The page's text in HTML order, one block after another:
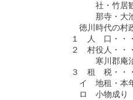
社・竹居観
那寺・大池
徳川時代の村
１　人　口・・
２　村役人・・
寒川郡庵
３　租　税・・
イ　地租・本
ロ　小物成り